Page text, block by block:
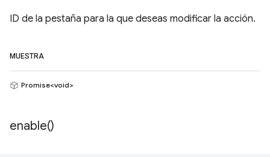
ID de la pestaña para la que deseas modificar la acción.
MUESTRA
Promise<void>
enable()